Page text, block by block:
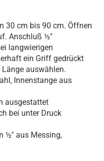
30 cm bis 90 cm. Öffnen
Anschluß ½"
langwierigen
ein Griff gedrückt
auswählen.
Innenstange aus
ausgestattet
bei unter Druck
½" aus Messing,